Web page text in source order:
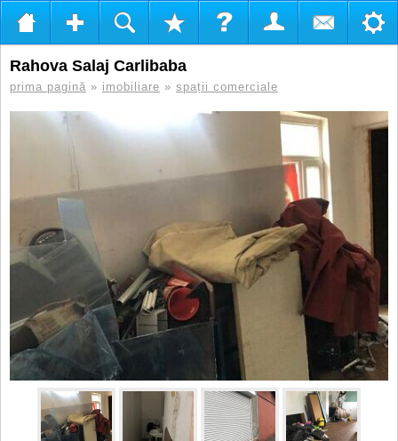
Rahova Salaj Carlibaba
prima pagină » imobiliare » spații comerciale